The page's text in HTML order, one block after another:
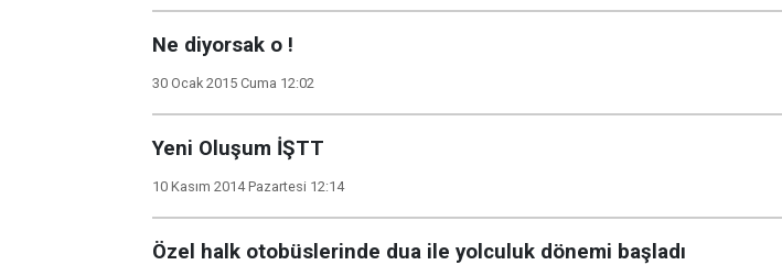
Ne diyorsak o !
30 Ocak 2015 Cuma 12:02
Yeni Oluşum İŞTT
10 Kasım 2014 Pazartesi 12:14
Özel halk otobüslerinde dua ile yolculuk dönemi başladı